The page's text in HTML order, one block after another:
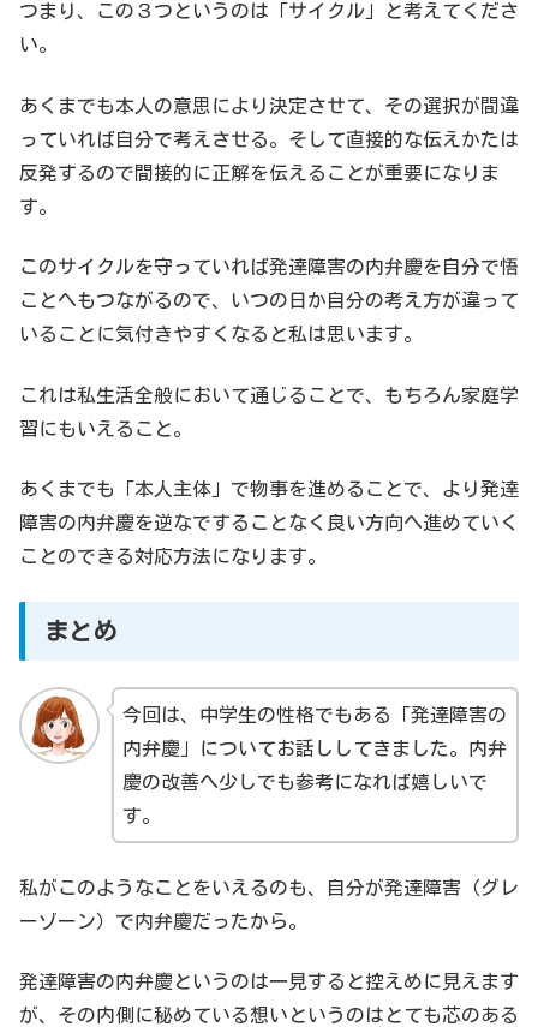
つまり、この３つというのは「サイクル」と考えてくださ
い。
あくまでも本人の意思により決定させて、その選択が間違
っていれば自分で考えさせる。そして直接的な伝えかたは
反発するので間接的に正解を伝えることが重要になりま
す。
このサイクルを守っていれば発達障害の内弁慶を自分で悟
ことへもつながるので、いつの日か自分の考え方が違って
いることに気付きやすくなると私は思います。
これは私生活全般において通じることで、もちろん家庭学
習にもいえること。
あくまでも「本人主体」で物事を進めることで、より発達
障害の内弁慶を逆なですることなく良い方向へ進めていく
ことのできる対応方法になります。
まとめ
今回は、中学生の性格でもある「発達障害の
内弁慶」についてお話ししてきました。内弁
慶の改善へ少しでも参考になれば嬉しいで
す。
私がこのようなことをいえるのも、自分が発達障害（グレ
ーゾーン）で内弁慶だったから。
発達障害の内弁慶というのは一見すると控えめに見えます
が、その内側に秘めている想いというのはとても芯のある